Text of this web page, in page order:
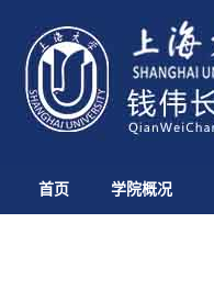
首页 学院概况